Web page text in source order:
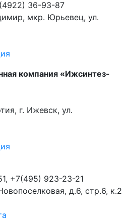
36-93-87
мкр. Юрьевец, ул.
компания «Ижсинтез-
г. Ижевск, ул.
+7(495) 923-23-21
д.6, стр.6, к.2